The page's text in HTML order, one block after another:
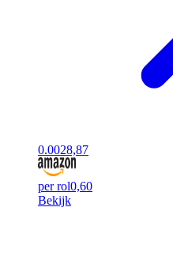
0.0028,87
per rol0,60
Bekijk